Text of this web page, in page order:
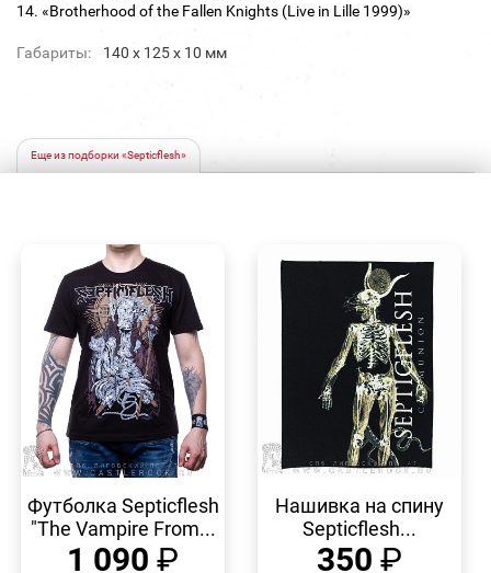
14. «Brotherhood of the Fallen Knights (Live in Lille 1999)»
Габариты: 140 х 125 х 10 мм
Еще из подборки «Septicflesh»
ПРОСМОТР
Футболка Septicflesh
"The Vampire From...
1 090 ₽
Нашивка на спину
Septicflesh...
350 ₽